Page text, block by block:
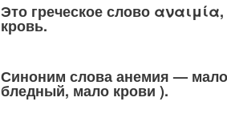
Это греческое слово
кровь.
Синоним слова анемия —
бледный, мало крови ).